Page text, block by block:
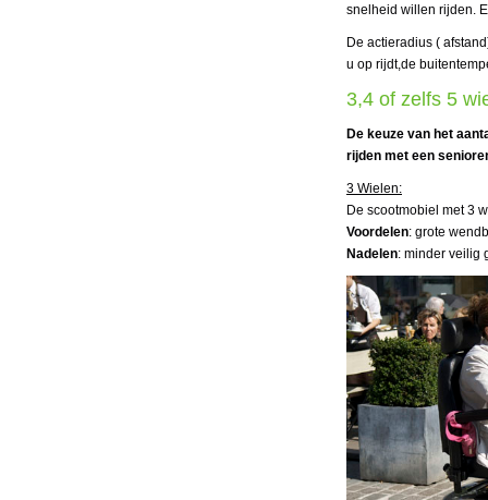
snelheid willen rijden.
De actieradius (
u op rijdt,de
3,4 of zelfs 5
De keuze van het
rijden met een
3 Wielen:
De scootmobiel met 3
Voordelen: grote
Nadelen: minder veilig